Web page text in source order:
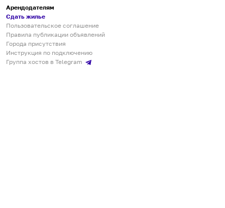
Арендодателям
Сдать жилье
Пользовательское соглашение
Правила публикации объявлений
Города присутствия
Инструкция по подключению
Группа хостов в Telegram